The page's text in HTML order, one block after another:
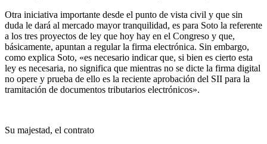
Otra iniciativa importante desde el punto de vista civil y que sin
duda le dará al mercado mayor tranquilidad, es para Soto la referente
a los tres proyectos de ley que hoy hay en el Congreso y que,
básicamente, apuntan a regular la firma electrónica. Sin embargo,
como explica Soto, «es necesario indicar que, si bien es cierto esta
ley es necesaria, no significa que mientras no se dicte la firma digital
no opere y prueba de ello es la reciente aprobación del SII para la
tramitación de documentos tributarios electrónicos».
Su majestad, el contrato